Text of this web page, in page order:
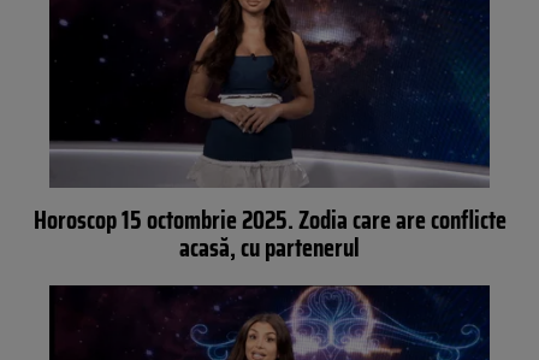
Horoscop 15 octombrie 2025. Zodia care are conflicte
acasă, cu partenerul